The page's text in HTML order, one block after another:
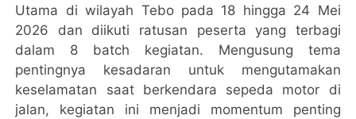
Utama di wilayah Tebo pada 18 hingga 24 Mei
2026 dan diikuti ratusan peserta yang terbagi
dalam 8 batch kegiatan. Mengusung tema
pentingnya kesadaran untuk mengutamakan
keselamatan saat berkendara sepeda motor di
jalan, kegiatan ini menjadi momentum penting